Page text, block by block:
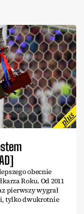
obecnie
Roku. Od 2011
pierwszy wygrał
tylko dwukrotnie